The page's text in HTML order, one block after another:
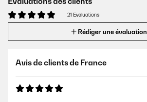
21 Evaluations
Rédiger une évaluation
Avis de clients de France